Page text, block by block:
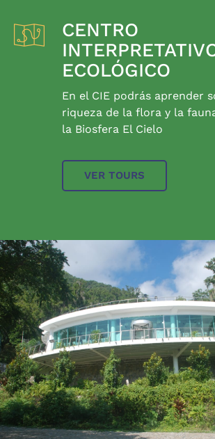
CENTRO
ECOLÓGICO
En el CIE podrás aprender
riqueza de la flora y la
la Biosfera El Cielo
VER TOURS